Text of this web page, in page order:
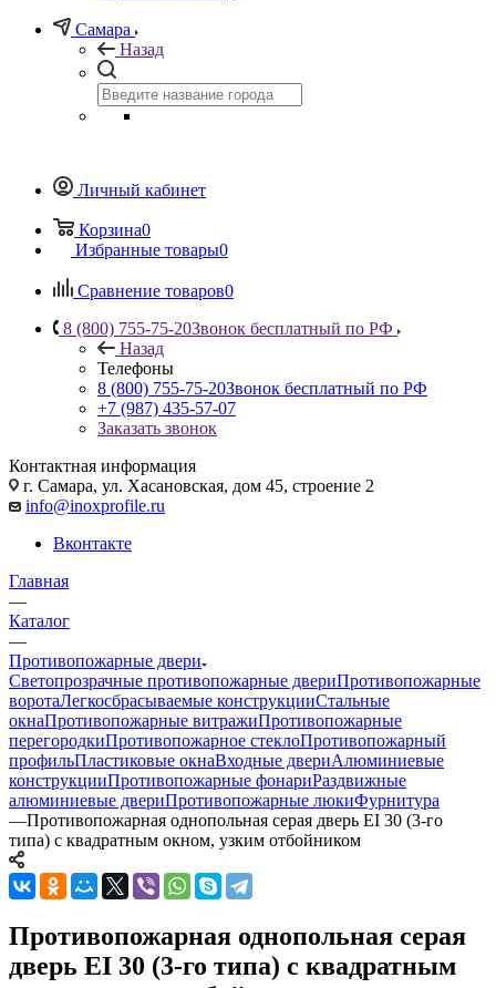
Самара
Назад
Личный кабинет
Корзина0
Избранные товары0
Сравнение товаров0
8 (800) 755-75-20Звонок бесплатный по РФ
Назад
Телефоны
8 (800) 755-75-20Звонок бесплатный по РФ
+7 (987) 435-57-07
Заказать звонок
Контактная информация
г. Самара, ул. Хасановская, дом 45, строение 2
info@inoxprofile.ru
Вконтакте
Главная
—
Каталог
—
Противопожарные двери
Светопрозрачные противопожарные двериПротивопожарные
воротаЛегкосбрасываемые конструкцииСтальные
окнаПротивопожарные витражиПротивопожарные
перегородкиПротивопожарное стеклоПротивопожарный
профильПластиковые окнаВходные двериАлюминиевые
конструкцииПротивопожарные фонариРаздвижные
алюминиевые двериПротивопожарные люкиФурнитура
—Противопожарная однопольная серая дверь EI 30 (3-го
типа) с квадратным окном, узким отбойником
Противопожарная однопольная серая
дверь EI 30 (3-го типа) с квадратным